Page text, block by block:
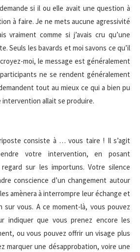
si il ou elle avait une question à
à faire. Je ne mets aucune agressivité
vraiment comme si j’avais cru qu’une
Seuls les bavards et moi savons ce qu’il
moi, le message est généralement
ne se rendent généralement
tout au mieux ce qui a bien pu
intervention allait se produire.
consiste à … vous taire ! Il s’agit
votre intervention, en posant
sur les importuns. Votre silence
conscience d’un changement autour
amènera à interrompre leur échange et
vous. A ce moment-là, vous pouvez
indiquer que vous prenez encore les
ou vous pouvez offrir un visage plus
marquer une désapprobation, voire une